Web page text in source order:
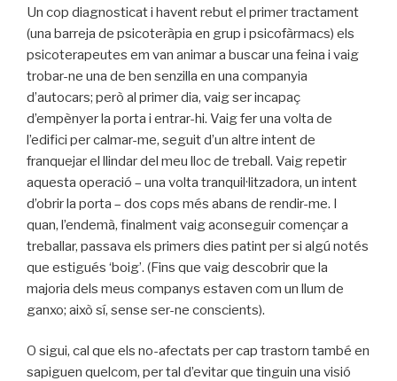
Un cop diagnosticat i havent rebut el primer tractament
(una barreja de psicoteràpia en grup i psicofàrmacs) els
psicoterapeutes em van animar a buscar una feina i vaig
trobar-ne una de ben senzilla en una companyia
d’autocars; però al primer dia, vaig ser incapaç
d’empènyer la porta i entrar-hi. Vaig fer una volta de
l’edifici per calmar-me, seguit d’un altre intent de
franquejar el llindar del meu lloc de treball. Vaig repetir
aquesta operació – una volta tranquil·litzadora, un intent
d’obrir la porta – dos cops més abans de rendir-me. I
quan, l’endemà, finalment vaig aconseguir començar a
treballar, passava els primers dies patint per si algú notés
que estigués ‘boig’. (Fins que vaig descobrir que la
majoria dels meus companys estaven com un llum de
ganxo; això sí, sense ser-ne conscients).
O sigui, cal que els no-afectats per cap trastorn també en
sapiguen quelcom, per tal d’evitar que tinguin una visió